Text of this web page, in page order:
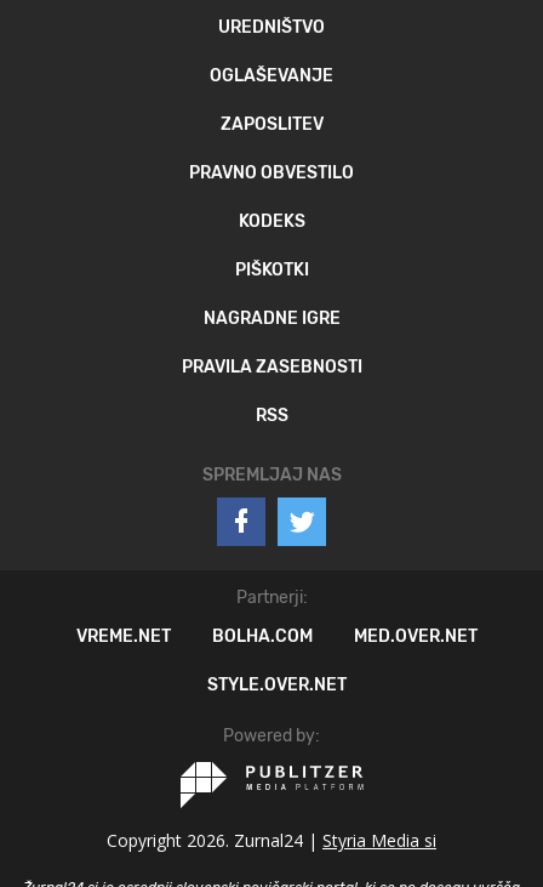
UREDNIŠTVO
OGLAŠEVANJE
ZAPOSLITEV
PRAVNO OBVESTILO
KODEKS
PIŠKOTKI
NAGRADNE IGRE
PRAVILA ZASEBNOSTI
RSS
SPREMLJAJ NAS
Partnerji:
VREME.NET
BOLHA.COM MED.OVER.NET
STYLE.OVER.NET
Powered by:
Copyright 2026. Zurnal24 | Styria Media si